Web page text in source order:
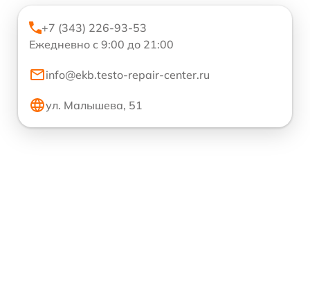
+7 (343) 226-93-53
Ежедневно с 9:00 до 21:00
info@ekb.testo-repair-center.ru
ул. Малышева, 51